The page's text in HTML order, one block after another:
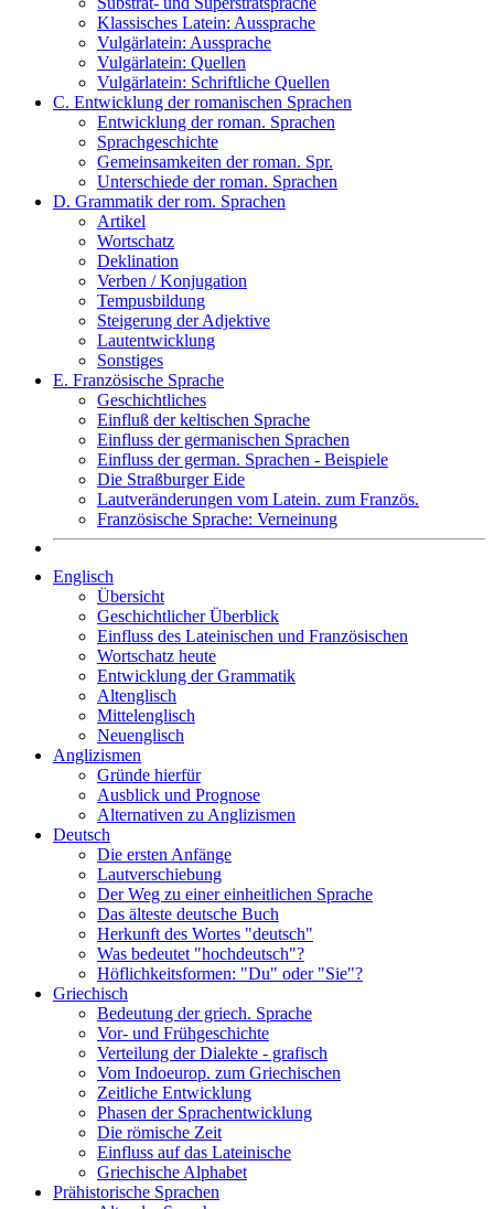
Klassisches Latein: Aussprache
Vulgärlatein: Aussprache
Vulgärlatein: Quellen
Vulgärlatein: Schriftliche Quellen
C. Entwicklung der romanischen Sprachen
Entwicklung der roman. Sprachen
Sprachgeschichte
Gemeinsamkeiten der roman. Spr.
Unterschiede der roman. Sprachen
D. Grammatik der rom. Sprachen
Artikel
Wortschatz
Deklination
Verben / Konjugation
Tempusbildung
Steigerung der Adjektive
Lautentwicklung
Sonstiges
E. Französische Sprache
Geschichtliches
Einfluß der keltischen Sprache
Einfluss der germanischen Sprachen
Einfluss der german. Sprachen - Beispiele
Die Straßburger Eide
Lautveränderungen vom Latein. zum Französ.
Französische Sprache: Verneinung
Englisch
Übersicht
Geschichtlicher Überblick
Einfluss des Lateinischen und Französischen
Wortschatz heute
Entwicklung der Grammatik
Altenglisch
Mittelenglisch
Neuenglisch
Anglizismen
Gründe hierfür
Ausblick und Prognose
Alternativen zu Anglizismen
Deutsch
Die ersten Anfänge
Lautverschiebung
Der Weg zu einer einheitlichen Sprache
Das älteste deutsche Buch
Herkunft des Wortes "deutsch"
Was bedeutet "hochdeutsch"?
Höflichkeitsformen: "Du" oder "Sie"?
Griechisch
Bedeutung der griech. Sprache
Vor- und Frühgeschichte
Verteilung der Dialekte - grafisch
Vom Indoeurop. zum Griechischen
Zeitliche Entwicklung
Phasen der Sprachentwicklung
Die römische Zeit
Einfluss auf das Lateinische
Griechische Alphabet
Prähistorische Sprachen